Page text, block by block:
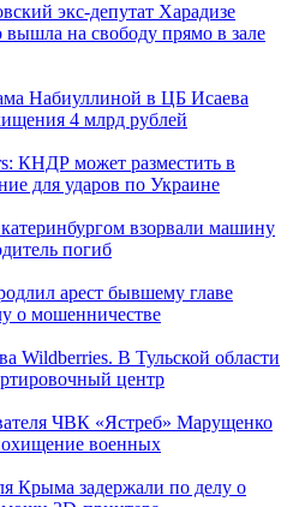
экс-депутат Харадизе
на свободу прямо в зале
Набиуллиной в ЦБ Исаева
4 млрд рублей
КНДР может разместить в
для ударов по Украине
взорвали машину
погиб
арест бывшему главе
о мошенничестве
Wildberries. В Тульской области
центр
ЧВК «Ястреб» Марущенко
военных
Крыма задержали по делу о